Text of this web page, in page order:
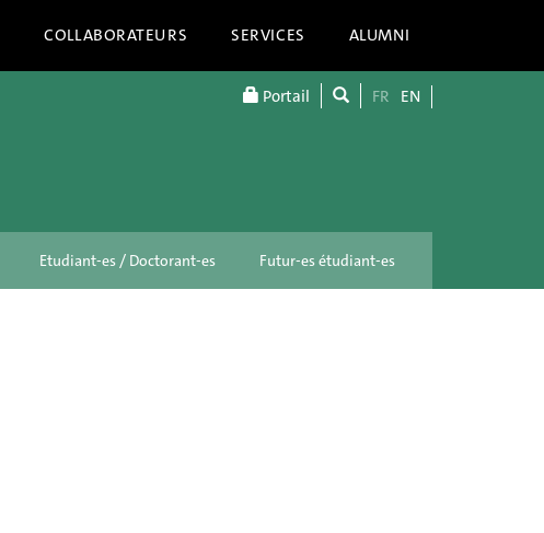
COLLABORATEURS SERVICES ALUMNI
Portail FR EN
Etudiant-es / Doctorant-es Futur-es étudiant-es